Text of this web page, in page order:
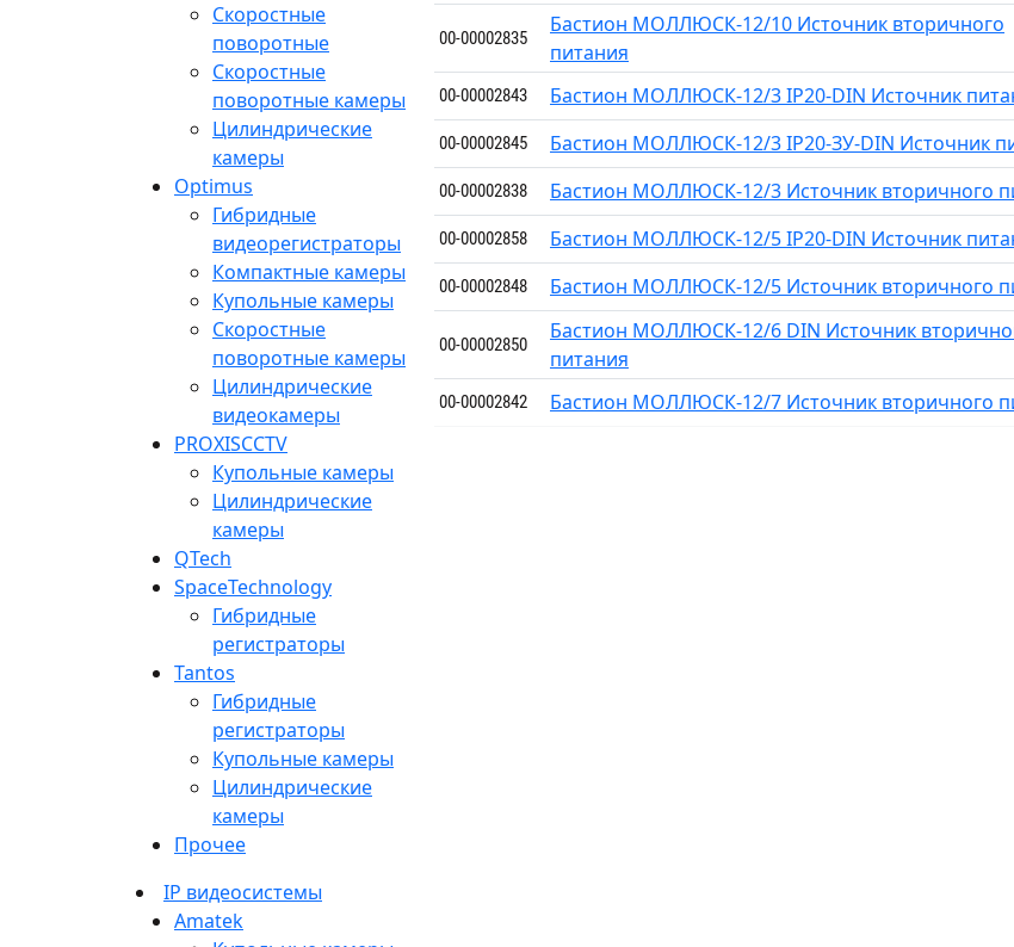
Скоростные
поворотные
Скоростные
поворотные камеры
Цилиндрические
камеры
Optimus
Гибридные
видеорегистраторы
Компактные камеры
Купольные камеры
Скоростные
поворотные камеры
Цилиндрические
видеокамеры
PROXISCCTV
Купольные камеры
Цилиндрические
камеры
QTech
SpaceTechnology
Гибридные
регистраторы
Tantos
Гибридные
регистраторы
Купольные камеры
Цилиндрические
камеры
Прочее
IP видеосистемы
Amatek
00-00002835
Бастион МОЛЛЮСК-12/10 Источник вторичного
питания
00-00002843 Бастион МОЛЛЮСК-12/3 IP20-DIN Источник
00-00002845 Бастион МОЛЛЮСК-12/3 IP20-ЗУ-DIN Источник
00-00002838 Бастион МОЛЛЮСК-12/3 Источник вторичного
00-00002858 Бастион МОЛЛЮСК-12/5 IP20-DIN Источник
00-00002848 Бастион МОЛЛЮСК-12/5 Источник вторичного
00-00002850
Бастион МОЛЛЮСК-12/6 DIN Источник
питания
00-00002842 Бастион МОЛЛЮСК-12/7 Источник вторичного